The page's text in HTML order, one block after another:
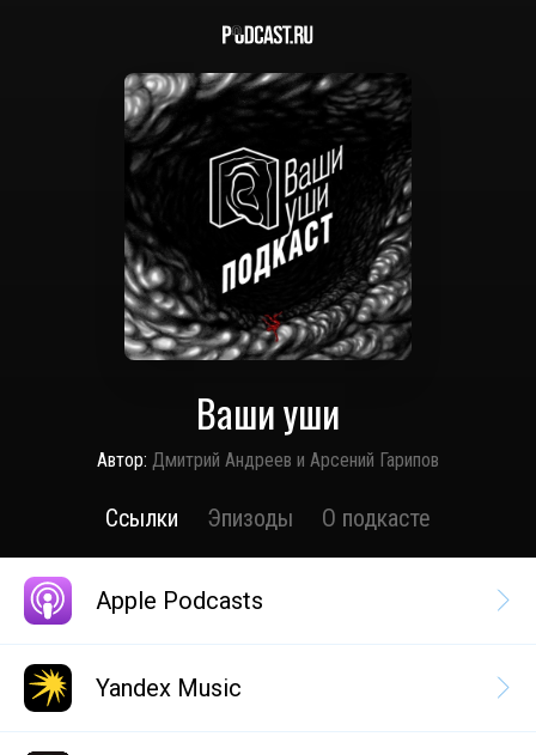
Ваши уши
Автор: Дмитрий Андреев и Арсений Гарипов
Ссылки Эпизоды О подкасте
Apple Podcasts
Yandex Music